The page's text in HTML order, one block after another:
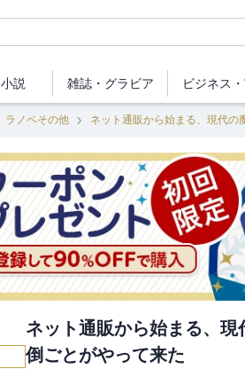
小説 雑誌・ グラビア ビジネス
ラノベその他 ネット通販から始まる、現代の
ネット通販から始まる、
倒ごとがやって来た